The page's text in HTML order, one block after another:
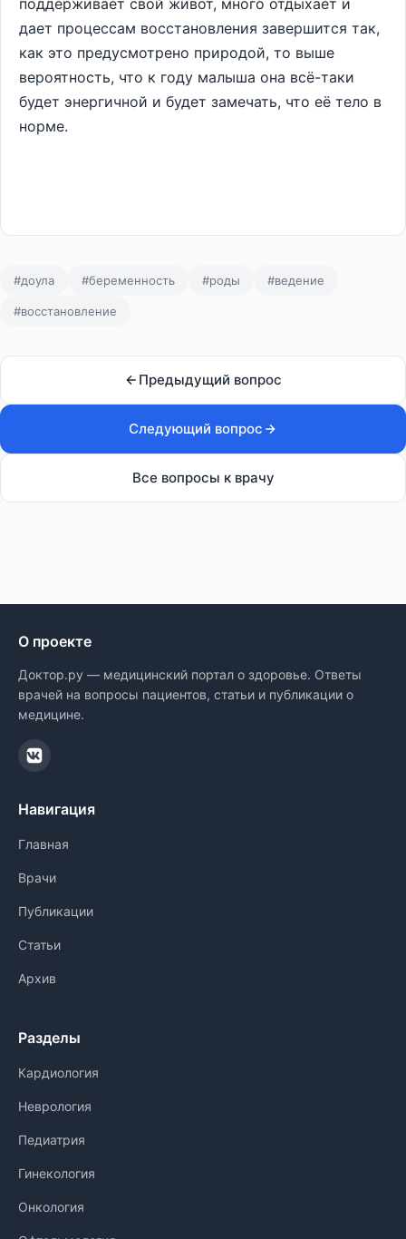
поддерживает свой живот, много отдыхает и
дает процессам восстановления завершится так,
как это предусмотрено природой, то выше
вероятность, что к году малыша она всё-таки
будет энергичной и будет замечать, что её тело в
норме.
#доула #беременность #роды #ведение
#восстановление
Предыдущий вопрос
Следующий вопрос
Все вопросы к врачу
О проекте
Доктор.ру — медицинский портал о здоровье. Ответы
врачей на вопросы пациентов, статьи и публикации о
медицине.
Навигация
Главная
Врачи
Публикации
Статьи
Архив
Разделы
Кардиология
Неврология
Педиатрия
Гинекология
Онкология